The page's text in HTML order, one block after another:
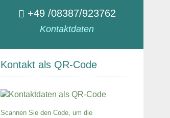
+49 /08387/923762
Kontaktdaten
Kontakt als QR-Code
Scannen Sie den Code, um die